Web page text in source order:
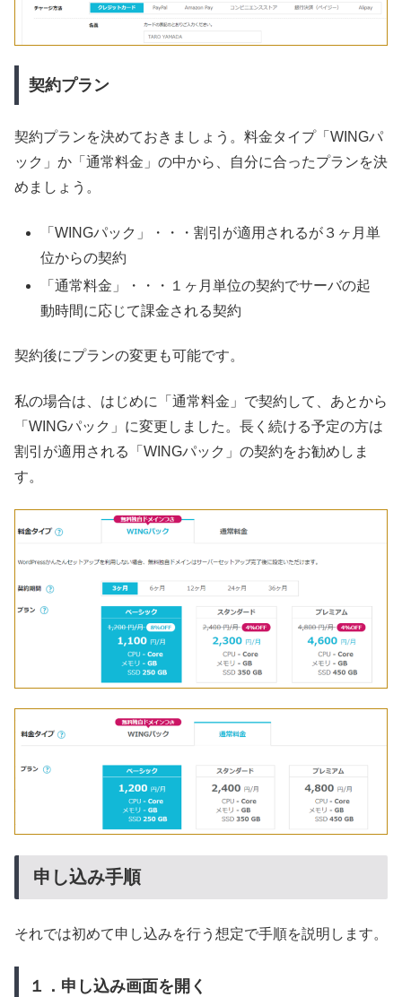
契約プラン
契約プランを決めておきましょう。料金タイプ「WINGパ
ック」か「通常料金」の中から、自分に合ったプランを決
めましょう。
「WINGパック」・・・割引が適用されるが３ヶ月単
位からの契約
「通常料金」・・・１ヶ月単位の契約でサーバの起
動時間に応じて課金される契約
契約後にプランの変更も可能です。
私の場合は、はじめに「通常料金」で契約して、あとから
「WINGパック」に変更しました。長く続ける予定の方は
割引が適用される「WINGパック」の契約をお勧めしま
す。
申し込み手順
それでは初めて申し込みを行う想定で手順を説明します。
１．申し込み画面を開く